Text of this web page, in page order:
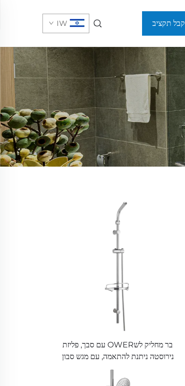
קבל תקציב IW
בר מחליק לשOWER עם סבך, פליזת
נירוסטה ניתנת להתאמה, עם מגש סבון
וצינור שואוור באורך 1.5 מטר